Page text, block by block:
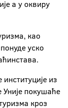
а у оквиру
као
уско
из
Уније покушаће
кроз